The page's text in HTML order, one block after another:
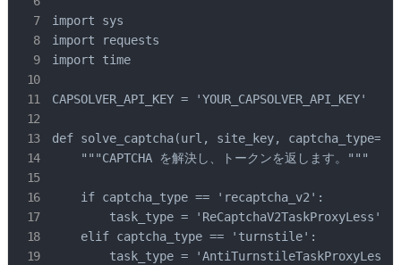
import sys
import requests
import time
CAPSOLVER_API_KEY = 'YOUR_CAPSOLVER_API_KEY'
def solve_captcha(url, site_key,
    """CAPTCHA を解決し、トークンを返します。"""
    if captcha_type == 'recaptcha_v2':
        task_type = 'ReCaptchaV2TaskProxyLess'
    elif captcha_type == 'turnstile':
        task_type = 'AntiTurnstileTaskProxyLess'